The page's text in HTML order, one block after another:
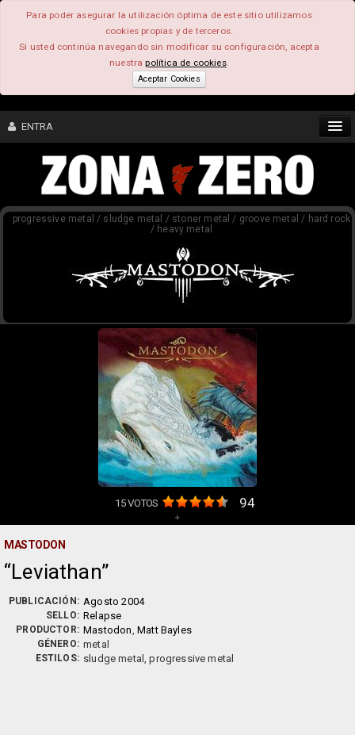
Para poder asegurar la utilización óptima de este sitio utilizamos
cookies propias y de terceros.
Si usted continúa navegando sin modificar su configuración, acepta
nuestrapolítica de cookies.
Aceptar Cookies
ENTRA
CONTENIDO
COMUNIDAD
progressive metal / sludge metal / stoner metal / groove metal / hard rock
/ heavy metal
15VOTOS 94
+
MASTODON
Leviathan
PUBLICACIÓN: Agosto 2004
SELLO: Relapse
PRODUCTOR: Mastodon, Matt Bayles
GÉNERO: metal
ESTILOS: sludge metal, progressive metal